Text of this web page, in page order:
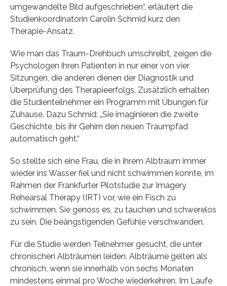
umgewandelte Bild aufgeschrieben“, erläutert die
Studienkoordinatorin Carolin Schmid kurz den
Therapie-Ansatz.
Wie man das Traum-Drehbuch umschreibt, zeigen die
Psychologen ihren Patienten in nur einer von vier
Sitzungen, die anderen dienen der Diagnostik und
Überprüfung des Therapieerfolgs. Zusätzlich erhalten
die Studienteilnehmer ein Programm mit Übungen für
Zuhause. Dazu Schmid: „Sie imaginieren die zweite
Geschichte, bis ihr Gehirn den neuen Traumpfad
automatisch geht.“
So stellte sich eine Frau, die in ihrem Albtraum immer
wieder ins Wasser fiel und nicht schwimmen konnte, im
Rahmen der Frankfurter Pilotstudie zur Imagery
Rehearsal Therapy (IRT) vor, wie ein Fisch zu
schwimmen. Sie genoss es, zu tauchen und schwerelos
zu sein. Die beängstigenden Gefühle verschwanden.
Für die Studie werden Teilnehmer gesucht, die unter
chronischen Albträumen leiden. Albträume gelten als
chronisch, wenn sie innerhalb von sechs Monaten
mindestens einmal pro Woche wiederkehren. Im Laufe